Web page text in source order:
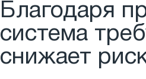
Благодаря
система
снижает